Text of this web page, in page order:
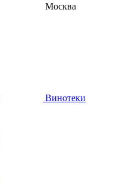
Москва
Винотеки